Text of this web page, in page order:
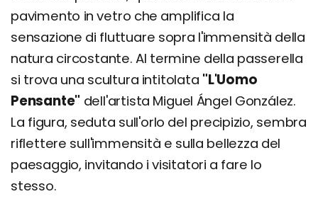
pavimento in vetro che amplifica la
sensazione di fluttuare sopra l'immensità della
natura circostante. Al termine della passerella
si trova una scultura intitolata "L'Uomo
Pensante" dell'artista Miguel Ángel González.
La figura, seduta sull'orlo del precipizio, sembra
riflettere sull'immensità e sulla bellezza del
paesaggio, invitando i visitatori a fare lo
stesso.